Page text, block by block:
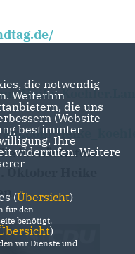
im nächsten
Oktober Heike
die notwendig
Weiterhin
die uns
(Website-
bestimmter
Ihre
widerrufen. Weitere
(Übersicht)
für den
benötigt.
)
wir Dienste und